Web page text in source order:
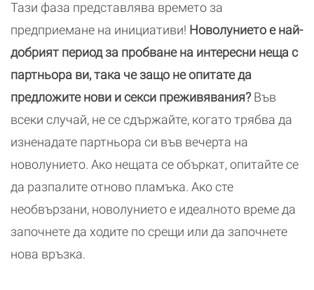
Тази фаза представлява времето за
предприемане на инициативи! Новолунието е най-
добрият период за пробване на интересни неща с
партньора ви, така че защо не опитате да
предложите нови и секси преживявания? Във
всеки случай, не се сдържайте, когато трябва да
изненадате партньора си във вечерта на
новолунието. Ако нещата се объркат, опитайте се
да разпалите отново пламъка. Ако сте
необвързани, новолунието е идеалното време да
започнете да ходите по срещи или да започнете
нова връзка.